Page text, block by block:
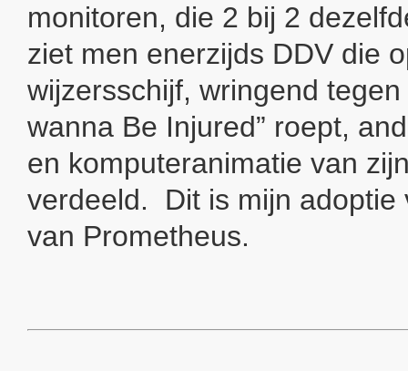
monitoren, die 2 bij 2
ziet men enerzijds DDV die
wijzersschijf, wringend tegen
wanna Be Injured” roept,
en komputeranimatie van
verdeeld. Dit is mijn adoptie
van Prometheus.